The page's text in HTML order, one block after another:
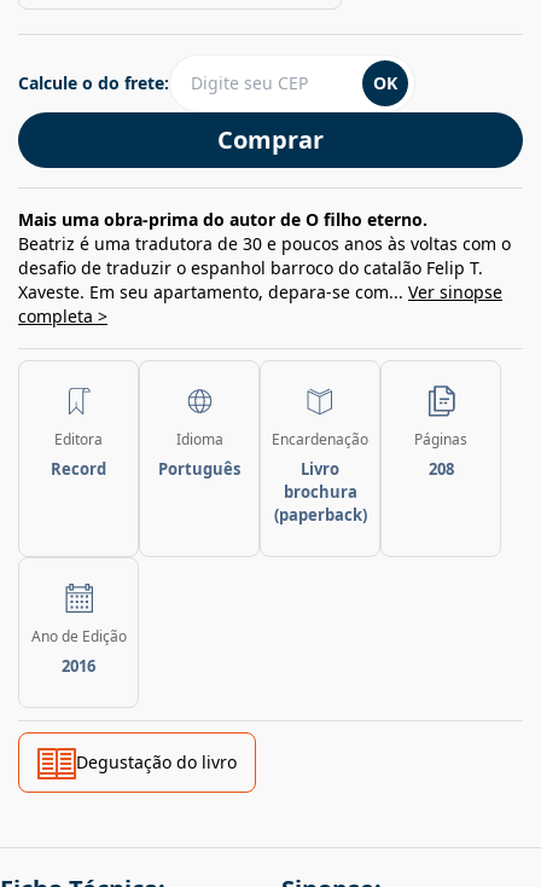
Comprar
Calcule o do frete: OK
Mais uma obra-prima do autor de O filho eterno.
Beatriz é uma tradutora de 30 e poucos anos às voltas com o
desafio de traduzir o espanhol barroco do catalão Felip T.
Xaveste. Em seu apartamento, depara-se com... Ver sinopse
completa >
Editora
Record
Idioma
Português
Encardenação
Livro
brochura
(paperback)
Páginas
208
Ano de Edição
2016
Degustação do livro